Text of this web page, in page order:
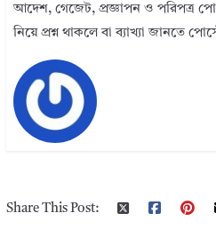
আদেশ, গেজেট, প্রজ্ঞাপন ও পরিপত্র
নিয়ে প্রশ্ন থাকলে বা ব্যাখ্যা জানতে
Share This Post: